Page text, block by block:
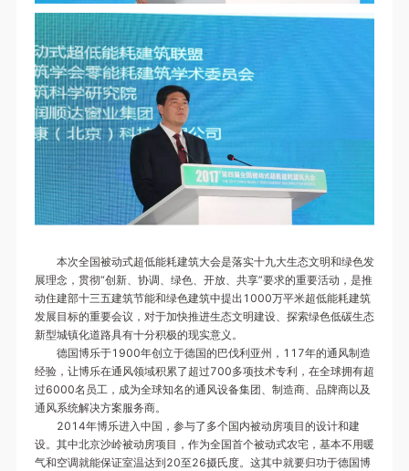
本次全国被动式超低能耗建筑大会是落实十九大生态文明和绿色发
展理念，贯彻“创新、协调、绿色、开放、共享”要求的重要活动，是推
动住建部十三五建筑节能和绿色建筑中提出1000万平米超低能耗建筑
发展目标的重要会议，对于加快推进生态文明建设、探索绿色低碳生态
新型城镇化道路具有十分积极的现实意义。
德国博乐于1900年创立于德国的巴伐利亚州，117年的通风制造
经验，让博乐在通风领域积累了超过700多项技术专利，在全球拥有超
过6000名员工，成为全球知名的通风设备集团、制造商、品牌商以及
通风系统解决方案服务商。
2014年博乐进入中国，参与了多个国内被动房项目的设计和建
设。其中北京沙岭被动房项目，作为全国首个被动式农宅，基本不用暖
气和空调就能保证室温达到20至26摄氏度。这其中就要归功于德国博